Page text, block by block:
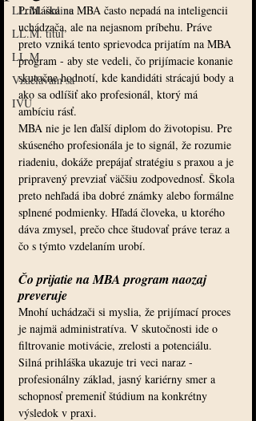
LL.M. online
LL.M. titul
LL.M.
Vzdelávam sa
IVU
Prihláška na MBA často nepadá na inteligencii
uchádzača, ale na nejasnom príbehu. Práve
preto vzniká tento sprievodca prijatím na MBA
program - aby ste vedeli, čo prijímacie konanie
skutočne hodnotí, kde kandidáti strácajú body a
ako sa odlíšiť ako profesionál, ktorý má
ambíciu rásť.
MBA nie je len ďalší diplom do životopisu. Pre
skúseného profesionála je to signál, že rozumie
riadeniu, dokáže prepájať stratégiu s praxou a je
pripravený prevziať väčšiu zodpovednosť. Škola
preto nehľadá iba dobré známky alebo formálne
splnené podmienky. Hľadá človeka, u ktorého
dáva zmysel, prečo chce študovať práve teraz a
čo s týmto vzdelaním urobí.
Čo prijatie na MBA program naozaj
preveruje
Mnohí uchádzači si myslia, že prijímací proces
je najmä administratíva. V skutočnosti ide o
filtrovanie motivácie, zrelosti a potenciálu.
Silná prihláška ukazuje tri veci naraz -
profesionálny základ, jasný kariérny smer a
schopnosť premeniť štúdium na konkrétny
výsledok v praxi.